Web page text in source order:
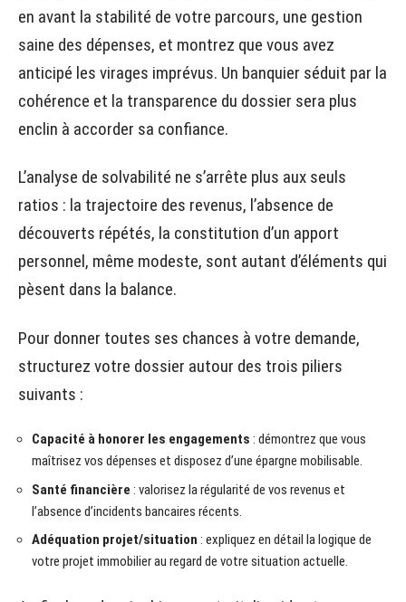
en avant la stabilité de votre parcours, une gestion
saine des dépenses, et montrez que vous avez
anticipé les virages imprévus. Un banquier séduit par la
cohérence et la transparence du dossier sera plus
enclin à accorder sa confiance.
L’analyse de solvabilité ne s’arrête plus aux seuls
ratios : la trajectoire des revenus, l’absence de
découverts répétés, la constitution d’un apport
personnel, même modeste, sont autant d’éléments qui
pèsent dans la balance.
Pour donner toutes ses chances à votre demande,
structurez votre dossier autour des trois piliers
suivants :
Capacité à honorer les engagements : démontrez que vous
maîtrisez vos dépenses et disposez d’une épargne mobilisable.
Santé financière : valorisez la régularité de vos revenus et
l’absence d’incidents bancaires récents.
Adéquation projet/situation : expliquez en détail la logique de
votre projet immobilier au regard de votre situation actuelle.